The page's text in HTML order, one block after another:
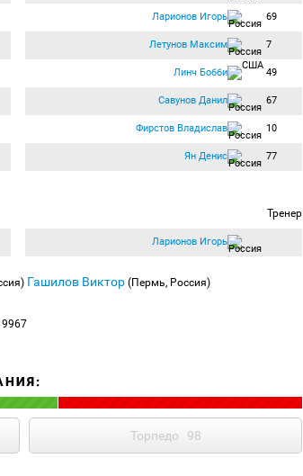
Ларионов Игорь 69
Летунов Максим 7
Линч Бобби 49
Савунов Данил 67
Фирстов Владислав 10
Ян Денис 77
Тренер
Ларионов Игорь
Гашилов Виктор (Пермь, Россия)
9967
Торпедо 98